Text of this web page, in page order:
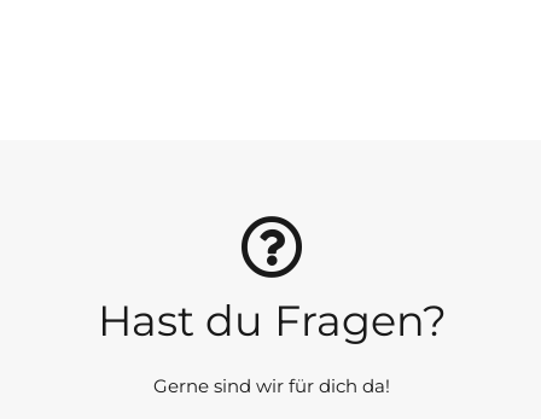
Hast du Fragen?
Gerne sind wir für dich da!